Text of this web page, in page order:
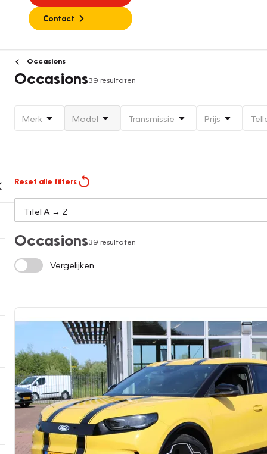
Contact
Occasions
Occasions39 resultaten
Merk Model Transmissie Prijs
Reset alle filters
Occasions39 resultaten
Vergelijken